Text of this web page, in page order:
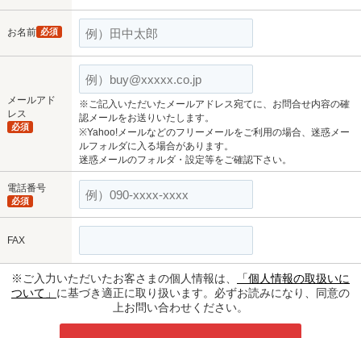
お名前 必須
メールアド
レス
必須
※ご記入いただいたメールアドレス宛てに、お問合せ内容の確
認メールをお送りいたします。
※Yahoo!メールなどのフリーメールをご利用の場合、迷惑メー
ルフォルダに入る場合があります。
迷惑メールのフォルダ・設定等をご確認下さい。
電話番号
必須
FAX
※ご入力いただいたお客さまの個人情報は、
「個人情報の取扱いに
ついて」 に基づき適正に取り扱います。必ずお読みになり、同意の
上お問い合わせください。